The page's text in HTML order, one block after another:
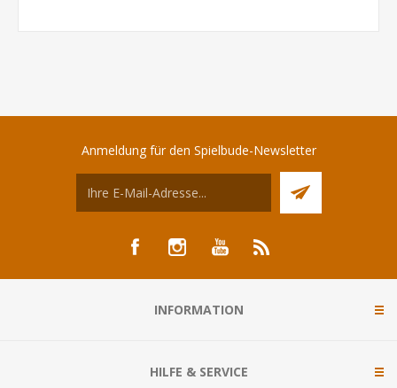
Anmeldung für den Spielbude-Newsletter
INFORMATION
HILFE & SERVICE